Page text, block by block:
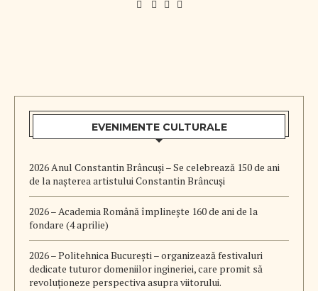
EVENIMENTE CULTURALE
2026 Anul Constantin Brâncuși – Se celebrează 150 de ani
de la nașterea artistului Constantin Brâncuși
2026 – Academia Română împlinește 160 de ani de la
fondare (4 aprilie)
2026 – Politehnica București – organizează festivaluri
dedicate tuturor domeniilor ingineriei, care promit să
revoluționeze perspectiva asupra viitorului.